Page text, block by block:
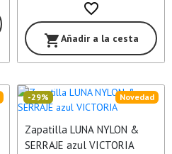
favorite_border
shopping_cartAñadir a la cesta
Zapatilla LUNA NYLON &
SERRAJE azul VICTORIA
Novedad
-29%